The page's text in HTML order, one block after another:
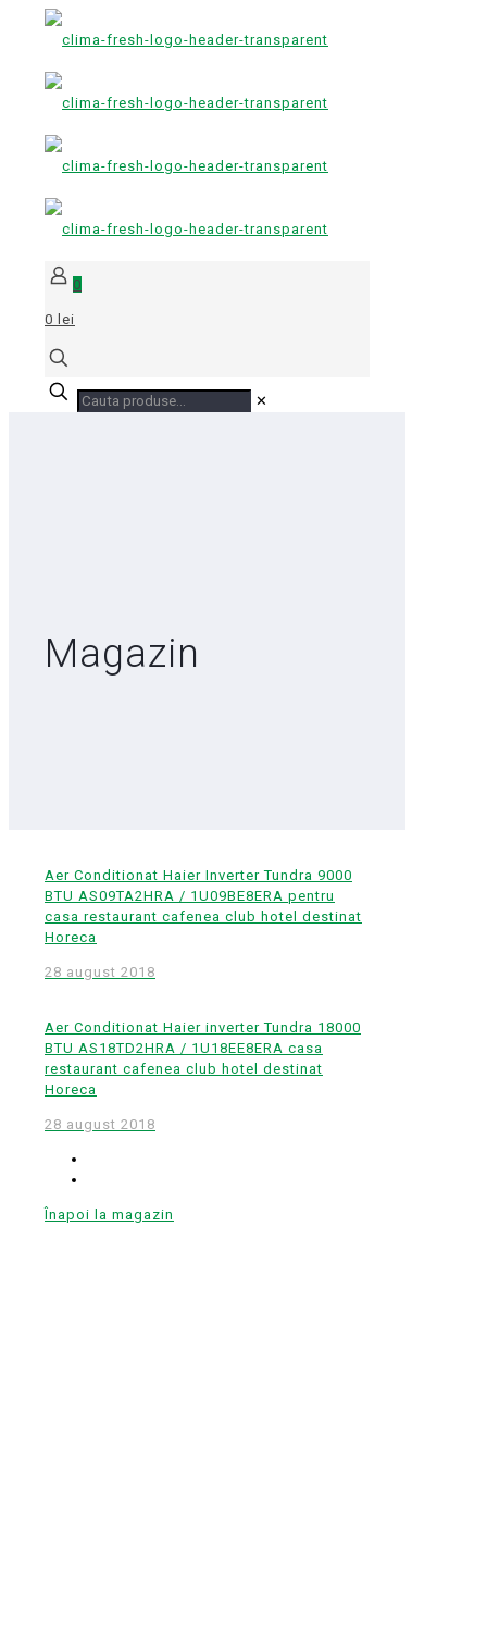
0
0 lei
✕
Magazin
Aer Conditionat Haier Inverter Tundra 9000
BTU AS09TA2HRA / 1U09BE8ERA pentru
casa restaurant cafenea club hotel destinat
Horeca
28 august 2018
Aer Conditionat Haier inverter Tundra 18000
BTU AS18TD2HRA / 1U18EE8ERA casa
restaurant cafenea club hotel destinat
Horeca
28 august 2018
Înapoi la magazin